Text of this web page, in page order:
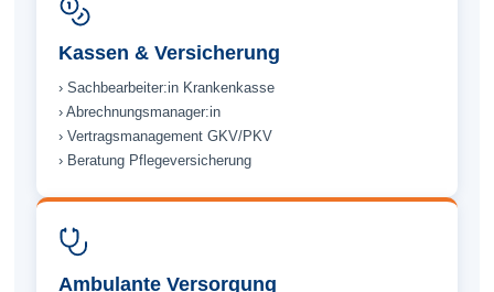
Kassen & Versicherung
› Sachbearbeiter:in Kranken­kasse
› Abrechnungs­manager:in
› Vertrags­management GKV/PKV
› Beratung Pflege­versicherung
Ambulante Versorgung